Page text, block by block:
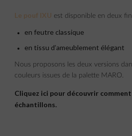
Le pouf IXU est disponible en deux
en feutre classique
en tissu d’ameublement élégant
Nous proposons les deux versions
couleurs issues de la palette MARO.
Cliquez ici pour découvrir
échantillons.